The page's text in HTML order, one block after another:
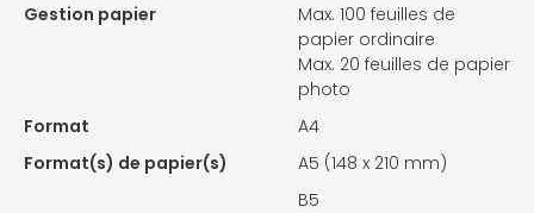
Gestion papier
Max. 100 feuilles de
papier ordinaire
Max. 20 feuilles de papier
photo
Format
A4
Format(s) de papier(s)
A5 (148 x 210 mm)
B5